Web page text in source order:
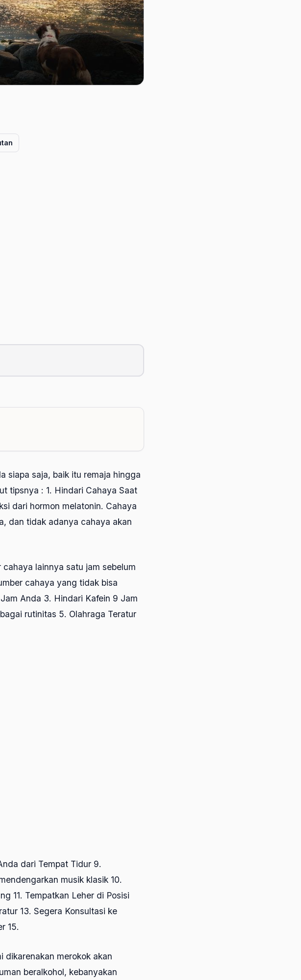
siapa saja, baik itu remaja hingga
tipsnya : 1. Hindari Cahaya Saat
dari hormon melatonin. Cahaya
dan tidak adanya cahaya akan
lainnya satu jam sebelum
cahaya yang tidak bisa
Anda 3. Hindari Kafein 9 Jam
rutinitas 5. Olahraga Teratur
dari Tempat Tidur 9.
musik klasik 10.
11. Tempatkan Leher di Posisi
13. Segera Konsultasi ke
15.
dikarenakan merokok akan
beralkohol, kebanyakan